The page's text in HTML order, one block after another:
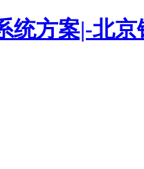
统方案|-北